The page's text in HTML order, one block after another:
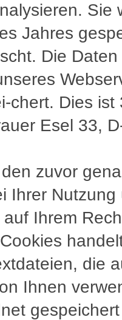
Sie
Jahres
Die
chert. Dies ist
Esel 33,
zuvor
Ihrer Nutzung
Ihrem
die
Ihnen